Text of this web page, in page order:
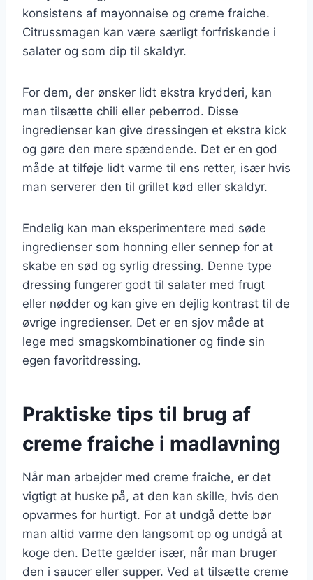
konsistens af mayonnaise og creme fraiche.
Citrussmagen kan være særligt forfriskende i
salater og som dip til skaldyr.
For dem, der ønsker lidt ekstra krydderi, kan
man tilsætte chili eller peberrod. Disse
ingredienser kan give dressingen et ekstra kick
og gøre den mere spændende. Det er en god
måde at tilføje lidt varme til ens retter, især hvis
man serverer den til grillet kød eller skaldyr.
Endelig kan man eksperimentere med søde
ingredienser som honning eller sennep for at
skabe en sød og syrlig dressing. Denne type
dressing fungerer godt til salater med frugt
eller nødder og kan give en dejlig kontrast til de
øvrige ingredienser. Det er en sjov måde at
lege med smagskombinationer og finde sin
egen favoritdressing.
Praktiske tips til brug af
creme fraiche i madlavning
Når man arbejder med creme fraiche, er det
vigtigt at huske på, at den kan skille, hvis den
opvarmes for hurtigt. For at undgå dette bør
man altid varme den langsomt op og undgå at
koge den. Dette gælder især, når man bruger
den i saucer eller supper. Ved at tilsætte creme